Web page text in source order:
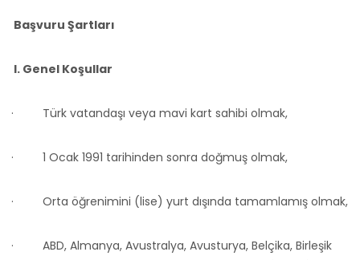
Başvuru Şartları
I. Genel Koşullar
· Türk vatandaşı veya mavi kart sahibi olmak,
· 1 Ocak 1991 tarihinden sonra doğmuş olmak,
· Orta öğrenimini (lise) yurt dışında tamamlamış olmak,
· ABD, Almanya, Avustralya, Avusturya, Belçika, Birleşik